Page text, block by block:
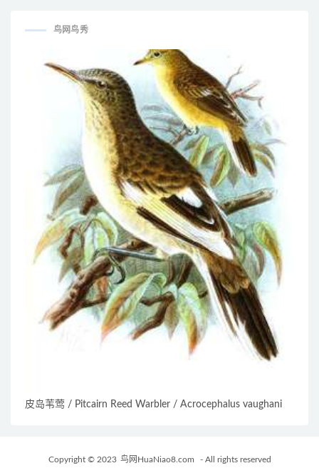
鸟网鸟秀
皮岛苇莺 / Pitcairn Reed Warbler / Acrocephalus vaughani
Copyright © 2023 鸟网HuaNiao8.com - All rights reserved